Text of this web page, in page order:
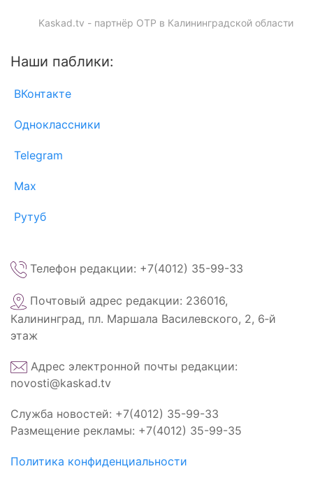
Kaskad.tv - партнёр ОТР в Калининградской области
Наши паблики:
ВКонтакте
Одноклассники
Telegram
Max
Рутуб
Телефон редакции: +7(4012) 35-99-33
Почтовый адрес редакции: 236016,
Калининград, пл. Маршала Василевского, 2, 6‑й
этаж
Адрес электронной почты редакции:
novosti@kaskad.tv
Служба новостей: +7(4012) 35-99-33
Размещение рекламы: +7(4012) 35-99-35
Политика конфиденциальности